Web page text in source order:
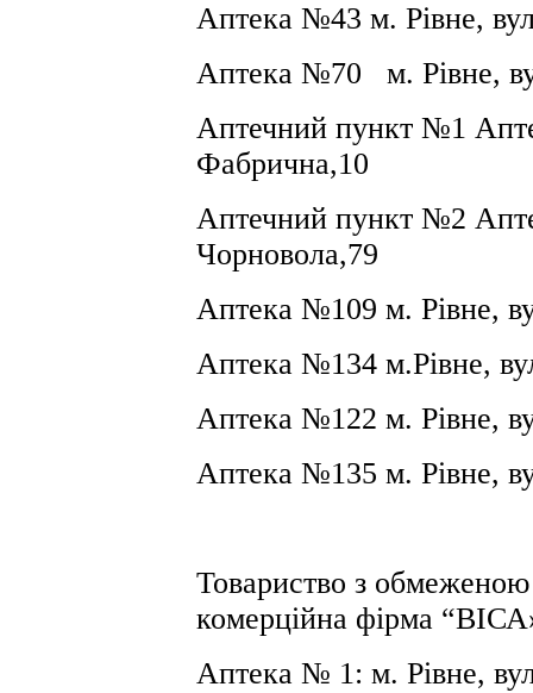
Аптека №43 м. Рівне,
Аптека №70 м. Рівне,
Аптечний пункт №1
Фабрична,10
Аптечний пункт №2
Чорновола,79
Аптека №109 м. Рівне,
Аптека №134 м.Рівне,
Аптека №122 м. Рівне,
Аптека №135 м. Рівне,
Товариство з обмеженою
комерційна фірма
Аптека № 1: м. Рівне,